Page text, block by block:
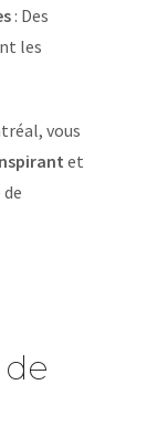
: Des
les
vous
et